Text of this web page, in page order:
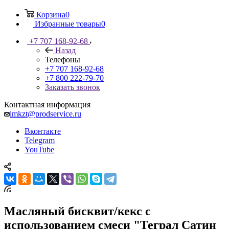
Корзина0
Избранные товары0
+7 707 168-92-68
Назад
Телефоны
+7 707 168-92-68
+7 800 222-79-70
Заказать звонок
Контактная информация
imkzt@prodservice.ru
Вконтакте
Telegram
YouTube
Масляный бисквит/кекс с
использованием смеси "Теграл Сатин